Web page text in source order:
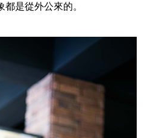
是從外公來的。